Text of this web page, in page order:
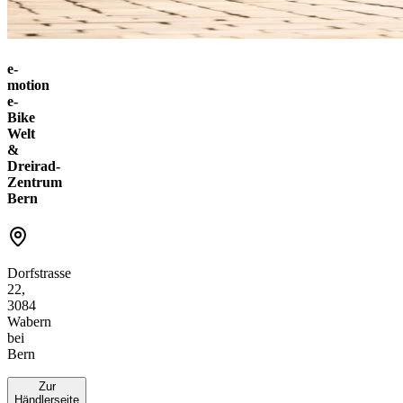
e-
motion
e-
Bike
Welt
&
Dreirad-
Zentrum
Bern
Dorfstrasse
22,
3084
Wabern
bei
Bern
Zur
Händlerseite